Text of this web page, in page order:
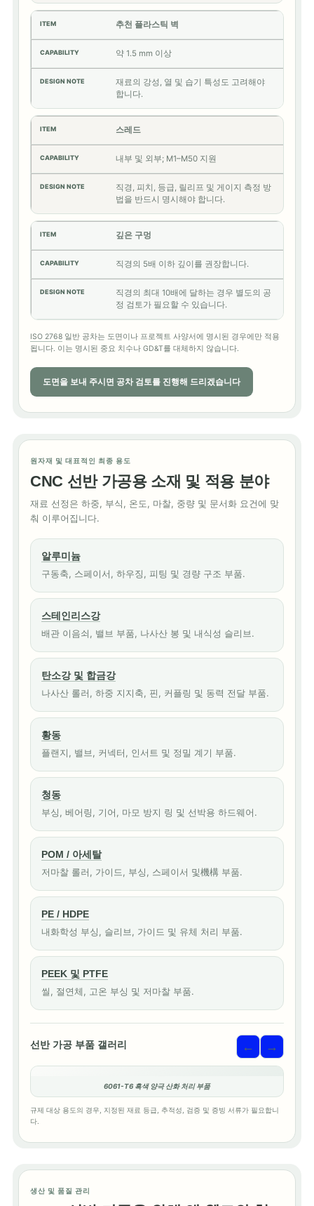
추천 플라스틱 벽
약 1.5 mm 이상
재료의 강성, 열 및 습기 특성도 고려해야
합니다.
스레드
내부 및 외부; M1–M50 지원
직경, 피치, 등급, 릴리프 및 게이지 측정 방
법을 반드시 명시해야 합니다.
깊은 구멍
직경의 5배 이하 깊이를 권장합니다.
직경의 최대 10배에 달하는 경우 별도의 공
정 검토가 필요할 수 있습니다.
ISO 2768 일반 공차는 도면이나 프로젝트 사양서에 명시된 경우에만 적용
됩니다. 이는 명시된 중요 치수나 GD&T를 대체하지 않습니다.
도면을 보내 주시면 공차 검토를 진행해 드리겠습니다
원자재 및 대표적인 최종 용도
CNC 선반 가공용 소재 및 적용 분야
재료 선정은 하중, 부식, 온도, 마찰, 중량 및 문서화 요건에 맞
춰 이루어집니다.
알루미늄
구동축, 스페이서, 하우징, 피팅 및 경량 구조 부품.
스테인리스강
배관 이음쇠, 밸브 부품, 나사산 봉 및 내식성 슬리브.
탄소강 및 합금강
나사산 롤러, 하중 지지축, 핀, 커플링 및 동력 전달 부품.
황동
플랜지, 밸브, 커넥터, 인서트 및 정밀 계기 부품.
청동
부싱, 베어링, 기어, 마모 방지 링 및 선박용 하드웨어.
POM / 아세탈
저마찰 롤러, 가이드, 부싱, 스페이서 및機構 부품.
PE / HDPE
내화학성 부싱, 슬리브, 가이드 및 유체 처리 부품.
PEEK 및 PTFE
씰, 절연체, 고온 부싱 및 저마찰 부품.
선반 가공 부품 갤러리 ← →
6061-T6 흑색 양극 산화 처리 부품
규제 대상 용도의 경우, 지정된 재료 등급, 추적성, 검증 및 증빙 서류가 필요합니
다.
생산 및 품질 관리